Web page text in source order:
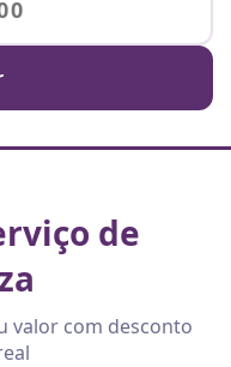
de
valor com desconto